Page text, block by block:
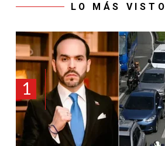
LO MÁS VISTO
1